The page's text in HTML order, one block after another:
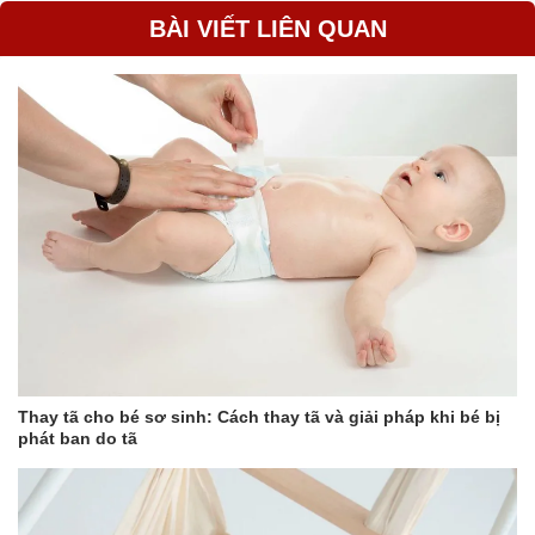
công dụng củaSữa PediaSure
Úc Nắp Tím 850G (trẻ từ 1-10
tuổi)
Khi chọn sữa cho con, đặc biệt là các dòng sản phẩm đặc trị mẹ
nên quan tâm đến những sản phẩm đã “chứng minh lâm sàng”
hiệu quả thực sự và có bằng chứng giúp con tăng trưởng. Trong
đó Pediasure là một trong số ít các sản phẩm được nghiên cứu
lâm sàng trên nhóm trẻ biếng ăn và có nguy cơ thiếu hụt dinh
dưỡng đã cho hiệu quả thực sự. Các trẻ đươc bổ sung đầy đủ từ
hơn về cân nặng, chiều cao, giảm các nguy cơ ốm vắt, viêm
nhiễm đường hô hấp. Điều này có được là nhờ các thành phần
khoa học:
Sữa Pediasure Úc nắp tím công thức TRIPLE SURE được chứa
100% chất béo thực vật với 16% MCT giúp các bé hấp thụ tốt
hơn, cung cấp nhanh chóng một nguồn năng lượng hiệu quả cho
các bé. Sự kết hợp cân bằng giữa Carbohydrate 44% chất béo
BÀI VIẾT LIÊN QUAN
Thay tã cho bé sơ sinh: Cách thay tã và giải pháp khi bé bị
phát ban do tã